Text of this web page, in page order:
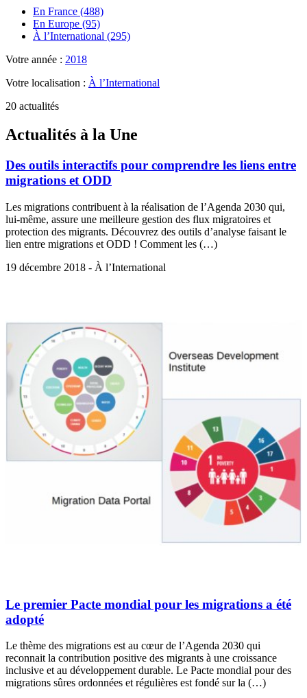
En France (488)
En Europe (95)
À l’International (295)
Votre année : 2018
Votre localisation : À l’International
20 actualités
Actualités à la Une
Des outils interactifs pour comprendre les liens entre
migrations et ODD
Les migrations contribuent à la réalisation de l’Agenda 2030 qui,
lui-même, assure une meilleure gestion des flux migratoires et
protection des migrants. Découvrez des outils d’analyse faisant le
lien entre migrations et ODD ! Comment les (…)
19 décembre 2018 - À l’International
Le premier Pacte mondial pour les migrations a été
adopté
Le thème des migrations est au cœur de l’Agenda 2030 qui
reconnait la contribution positive des migrants à une croissance
inclusive et au développement durable. Le Pacte mondial pour des
migrations sûres ordonnées et régulières est fondé sur la (…)